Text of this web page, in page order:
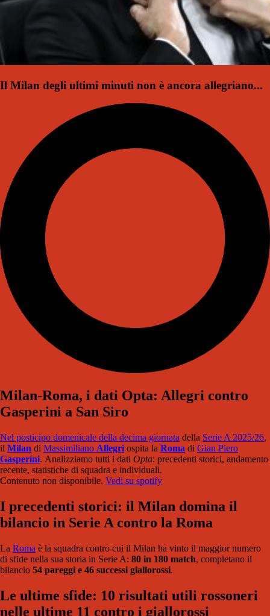
Il Milan degli ultimi minuti non è ancora allegriano...
Milan-Roma, i dati Opta: Allegri contro
Gasperini a San Siro
Nel posticipo domenicale della decima giornata della Serie A 2025/26,
il Milan di Massimiliano Allegri ospita la Roma di Gian Piero
Gasperini. Analizziamo tutti i dati Opta: precedenti storici, andamento
recente, statistiche di squadra e individuali.
Contenuto non disponibile. Vedi su spotify
I precedenti storici: il Milan domina il
bilancio in Serie A contro la Roma
La Roma è la squadra contro cui il Milan ha vinto il maggior numero
di sfide nella sua storia in Serie A: 80 in 180 match, completano il
bilancio 54 pareggi e 46 successi giallorossi.
Le ultime sfide: 10 risultati utili rossoneri
nelle ultime 11 contro i giallorossi